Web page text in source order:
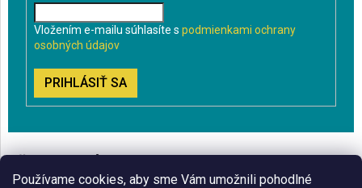
Používame cookies, aby sme Vám umožnili pohodlné
Vložením e-mailu súhlasíte s podmienkami ochrany
osobných údajov
PRIHLÁSIŤ SA